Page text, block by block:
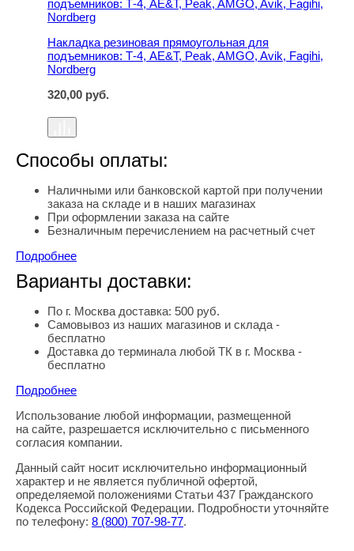
Накладка резиновая прямоугольная для
подъемников: Т-4, AE&T, Peak, AMGO, Avik, Fagihi,
Nordberg
320,00 руб.
Способы оплаты:
Наличными или банковской картой при получении
заказа на складе и в наших магазинах
При оформлении заказа на сайте
Безналичным перечислением на расчетный счет
Подробнее
Варианты доставки:
По г. Москва доставка: 500 руб.
Самовывоз из наших магазинов и склада -
бесплатно
Доставка до терминала любой ТК в г. Москва -
бесплатно
Подробнее
Правовая информация
Использование любой информации, размещенной
на сайте, разрешается исключительно с письменного
согласия компании.
Данный сайт носит исключительно информационный
характер и не является публичной офертой,
определяемой положениями Статьи 437 Гражданского
Кодекса Российской Федерации. Подробности уточняйте
по телефону: 8 (800) 707-98-77.